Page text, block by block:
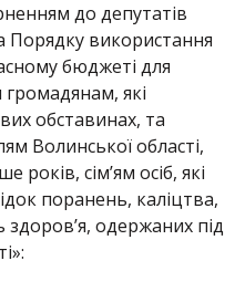
до депутатів
Порядку використання
бюджеті для
які
обставинах, та
Волинської області,
років, сім’ям осіб, які
поранень, каліцтва,
одержаних під